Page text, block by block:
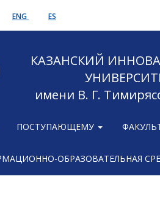
ENG ES
КАЗАНСКИЙ
имени В. Г.
ПОСТУПАЮЩЕМУ
ОБРАЗОВАТЕЛЬНАЯ